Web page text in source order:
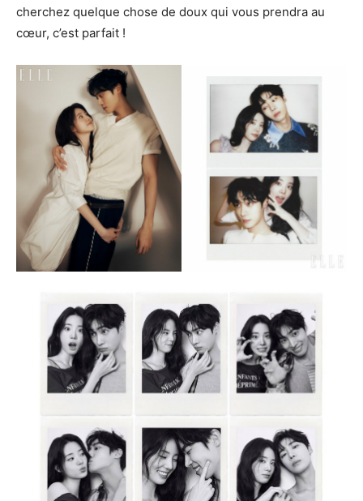
cherchez quelque chose de doux qui vous prendra au
cœur, c’est parfait !